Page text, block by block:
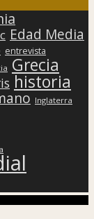
Edad Media
entrevista
Grecia
historia
Inglaterra